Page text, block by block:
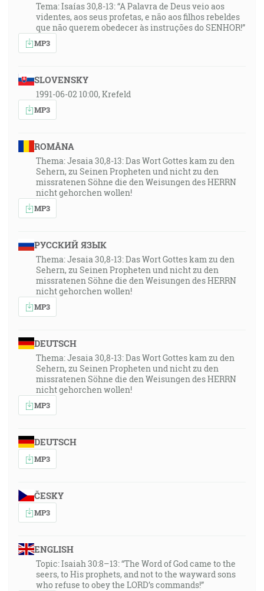
Tema: Isaías 30,8-13: “A Palavra de Deus veio aos
videntes, aos seus profetas, e não aos filhos rebeldes
que não querem obedecer às instruções do SENHOR!”
MP3
SLOVENSKY
1991-06-02 10:00, Krefeld
MP3
ROMÂNA
Thema: Jesaia 30,8-13: Das Wort Gottes kam zu den
Sehern, zu Seinen Propheten und nicht zu den
missratenen Söhne die den Weisungen des HERRN
nicht gehorchen wollen!
MP3
РУССКИЙ ЯЗЫК
Thema: Jesaia 30,8-13: Das Wort Gottes kam zu den
Sehern, zu Seinen Propheten und nicht zu den
missratenen Söhne die den Weisungen des HERRN
nicht gehorchen wollen!
MP3
DEUTSCH
Thema: Jesaia 30,8-13: Das Wort Gottes kam zu den
Sehern, zu Seinen Propheten und nicht zu den
missratenen Söhne die den Weisungen des HERRN
nicht gehorchen wollen!
MP3
DEUTSCH
MP3
ČESKY
MP3
ENGLISH
Topic: Isaiah 30:8–13: “The Word of God came to the
seers, to His prophets, and not to the wayward sons
who refuse to obey the LORD’s commands!”